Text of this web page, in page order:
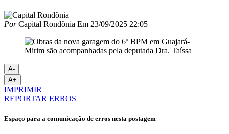
PorCapital Rondônia Em 23/09/2025 22:05
A-
A+
IMPRIMIR
REPORTAR ERROS
Espaço para a comunicação de erros nesta postagem